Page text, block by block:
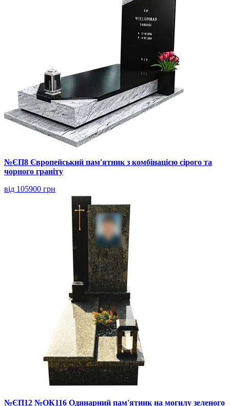
№ЄП8 Європейський пам'ятник з комбінацією сірого та
чорного граніту
від 105900 грн
№ЄП12 №ОК116 Одинарний пам'ятник на могилу зеленого